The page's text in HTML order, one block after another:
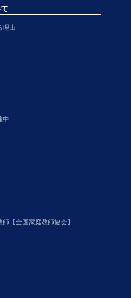
理由
中
【全国家庭教師協会】